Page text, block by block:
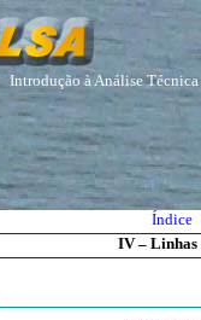
Introdução à Análise Técnica
IV – Linhas
Índice